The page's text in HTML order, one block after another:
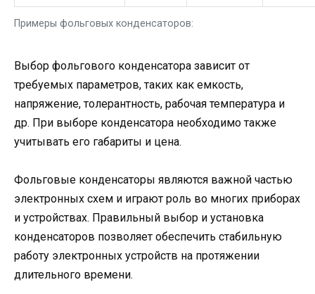
Примеры фольговых конденсаторов:
Выбор фольгового конденсатора зависит от
требуемых параметров, таких как емкость,
напряжение, толерантность, рабочая температура и
др. При выборе конденсатора необходимо также
учитывать его габариты и цена.
Фольговые конденсаторы являются важной частью
электронных схем и играют роль во многих приборах
и устройствах. Правильный выбор и установка
конденсаторов позволяет обеспечить стабильную
работу электронных устройств на протяжении
длительного времени.